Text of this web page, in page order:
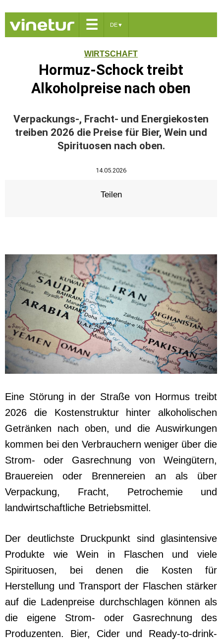
☰ DE▼
WIRTSCHAFT
Hormuz-Schock treibt
Alkoholpreise nach oben
Verpackungs-, Fracht- und Energiekosten
treiben 2026 die Preise für Bier, Wein und
Spirituosen nach oben.
14.05.2026
Teilen
Eine Störung in der Straße von Hormus treibt
2026 die Kostenstruktur hinter alkoholischen
Getränken nach oben, und die Auswirkungen
kommen bei den Verbrauchern weniger über die
Strom- oder Gasrechnung von Weingütern,
Brauereien oder Brennereien an als über
Verpackung, Fracht, Petrochemie und
landwirtschaftliche Betriebsmittel.
Der deutlichste Druckpunkt sind glasintensive
Produkte wie Wein in Flaschen und viele
Spirituosen, bei denen die Kosten für
Herstellung und Transport der Flaschen stärker
auf die Ladenpreise durchschlagen können als
die eigene Strom- oder Gasrechnung des
Produzenten. Bier, Cider und Ready-to-drink-